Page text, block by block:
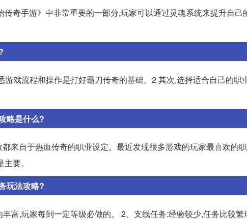
传奇手游》中非常重要的一部分,玩家可以通过灵魂系统来提升自
游戏流程和操作是打好霸刀传奇的基础。2 其次,选择适合自己的职
略是什么?
来自于热血传奇的职业设定。最近发现很多游戏的玩家最喜欢的
要。
玩法攻略?
富,玩家每到一定等级必做的。 2、支线任务:经验较少,任务比较